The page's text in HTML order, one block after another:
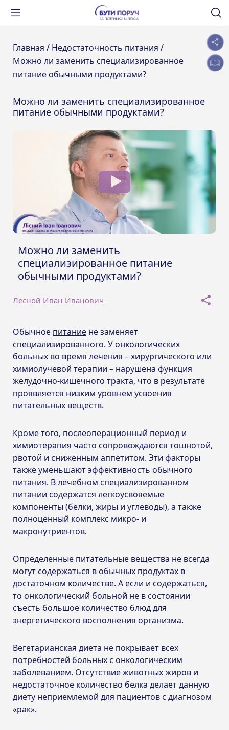
Главная / Недостаточность питания /
Можно ли заменить специализированное
питание обычными продуктами?
Можно ли заменить специализированное
питание обычными продуктами?
Можно ли заменить
специализированное питание
обычными продуктами?
Лесной Иван Иванович
Обычное питание не заменяет
специализированного. У онкологических
больных во время лечения – хирургического или
химиолучевой терапии – нарушена функция
желудочно-кишечного тракта, что в результате
проявляется низким уровнем усвоения
питательных веществ.
Кроме того, послеоперационный период и
химиотерапия часто сопровождаются тошнотой,
рвотой и сниженным аппетитом. Эти факторы
также уменьшают эффективность обычного
питания. В лечебном специализированном
питании содержатся легкоусвояемые
компоненты (белки, жиры и углеводы), а также
полноценный комплекс микро- и
макронутриентов.
Определенные питательные вещества не всегда
могут содержаться в обычных продуктах в
достаточном количестве. А если и содержаться,
то онкологический больной не в состоянии
съесть большое количество блюд для
энергетического восполнения организма.
Вегетарианская диета не покрывает всех
потребностей больных с онкологическим
заболеванием. Отсутствие животных жиров и
недостаточное количество белка делает данную
диету неприемлемой для пациентов с диагнозом
«рак».